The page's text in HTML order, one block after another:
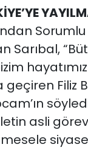
Sarıbal,
Filiz
asli